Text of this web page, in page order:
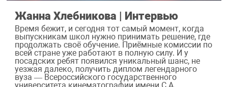
Жанна Хлебникова | Интервью
Время бежит, и сегодня тот самый момент, когда
выпускникам школ нужно принимать решение, где
продолжать своё обучение. Приёмные комиссии по
всей стране уже работают в полную силу. И у
посадских ребят появился уникальный шанс, не
уезжая далеко, получить диплом легендарного
вуза — Всероссийского государственного